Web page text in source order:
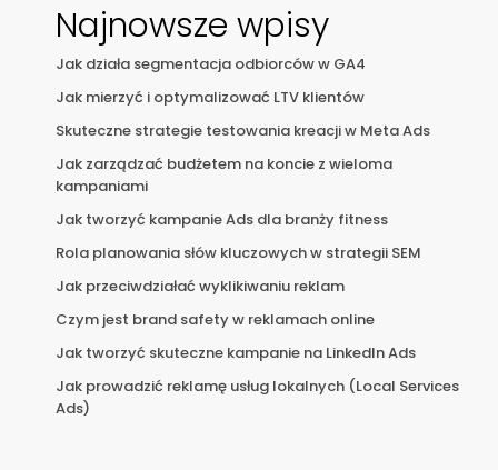
Najnowsze wpisy
Jak działa segmentacja odbiorców w GA4
Jak mierzyć i optymalizować LTV klientów
Skuteczne strategie testowania kreacji w Meta Ads
Jak zarządzać budżetem na koncie z wieloma
kampaniami
Jak tworzyć kampanie Ads dla branży fitness
Rola planowania słów kluczowych w strategii SEM
Jak przeciwdziałać wyklikiwaniu reklam
Czym jest brand safety w reklamach online
Jak tworzyć skuteczne kampanie na LinkedIn Ads
Jak prowadzić reklamę usług lokalnych (Local Services
Ads)